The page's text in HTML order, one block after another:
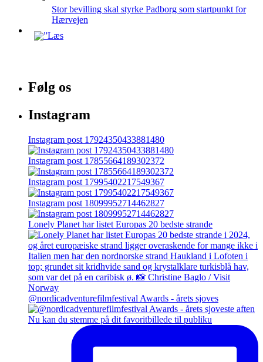
Stor bevilling skal styrke Padborg som startpunkt for
Hærvejen
Følg os
Instagram
Instagram post 17924350433881480
Instagram post 17855664189302372
Instagram post 17995402217549367
Instagram post 18099952714462827
Lonely Planet har listet Europas 20 bedste strande
@nordicadventurefilmfestival Awards - årets sjoves
Nu kan du stemme på dit favoritbillede til publiku